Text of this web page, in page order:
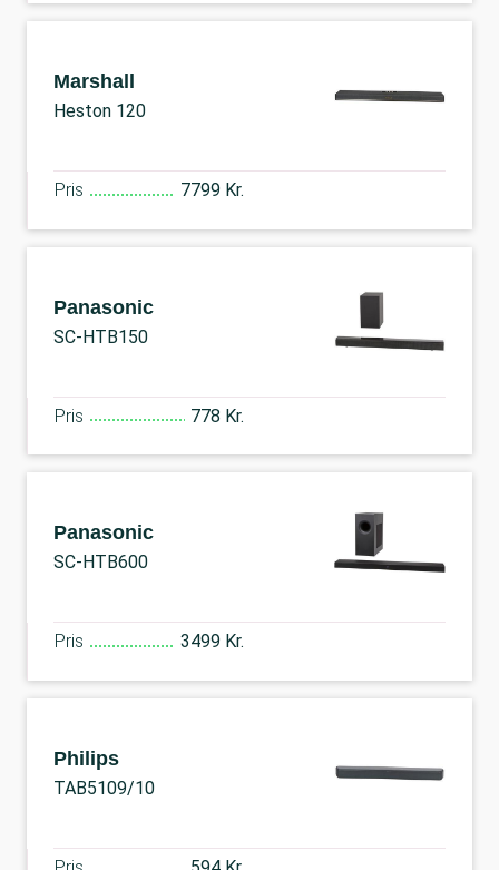
Marshall
Heston 120
Pris 7799 Kr.
Panasonic
SC-HTB150
Pris 778 Kr.
Panasonic
SC-HTB600
Pris 3499 Kr.
Philips
TAB5109/10